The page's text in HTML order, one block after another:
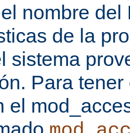
nombre
de la
sistema
Para
el